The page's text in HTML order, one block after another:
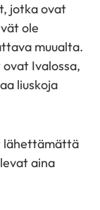
jotka ovat
ole
muualta.
Ivalossa,
liuskoja
lähettämättä
aina